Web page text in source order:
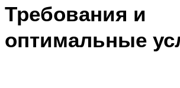
Требования и
оптимальные